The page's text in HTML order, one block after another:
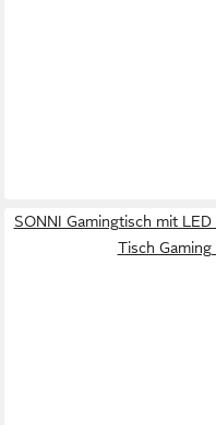
SONNI Gamingtisch mit
Tisch